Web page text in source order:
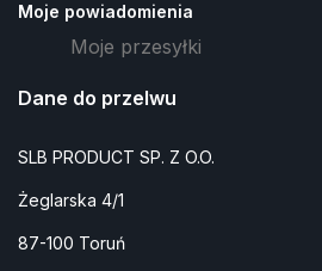
Moje powiadomienia
Moje przesyłki
Dane do przelwu
SLB PRODUCT SP. Z O.O.
Żeglarska 4/1
87-100 Toruń